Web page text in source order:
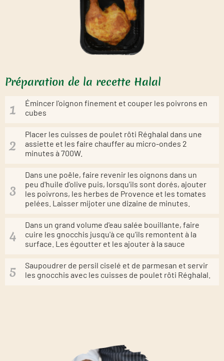
Préparation de la recette Halal
Émincer l'oignon finement et couper les poivrons en
cubes
Placer les cuisses de poulet rôti Réghalal dans une
assiette et les faire chauffer au micro-ondes 2
minutes à 700W.
Dans une poêle, faire revenir les oignons dans un
peu d'huile d'olive puis, lorsqu'ils sont dorés, ajouter
les poivrons, les herbes de Provence et les tomates
pelées. Laisser mijoter une dizaine de minutes.
Dans un grand volume d'eau salée bouillante, faire
cuire les gnocchis jusqu'à ce qu'ils remontent à la
surface. Les égoutter et les ajouter à la sauce
Saupoudrer de persil ciselé et de parmesan et servir
les gnocchis avec les cuisses de poulet rôti Réghalal.